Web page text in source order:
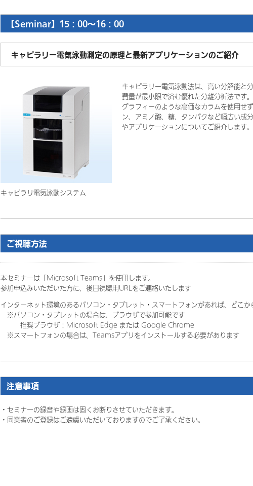
【Seminar】15：00～16：00
キャピラリー電気泳動測定の原理と最新アプリケーションのご紹介
キャピラリ電気泳動システム
キャピラリー電気泳動法は、高い分解能と
費量が最小限で済む優れた分離分析法です
グラフィーのような高価なカラムを使用せ
ン、アミノ酸、糖、タンパクなど幅広い成
やアプリケーションについてご紹介します。
ご視聴方法
本セミナーは「Microsoft Teams」を使用します。
参加申込みいただいた方に、後日視聴用URLをご連絡いたします
インターネット環境のあるパソコン・タブレット・スマートフォンがあれば、どこか
※パソコン・タブレットの場合は、ブラウザで参加可能です
推奨ブラウザ：Microsoft Edge または Google Chrome
※スマートフォンの場合は、Teamsアプリをインストールする必要があります
注意事項
・セミナーの録音や録画は固くお断りさせていただきます。
・ 同業者のご登録はご遠慮いただいておりますのでご了承ください。